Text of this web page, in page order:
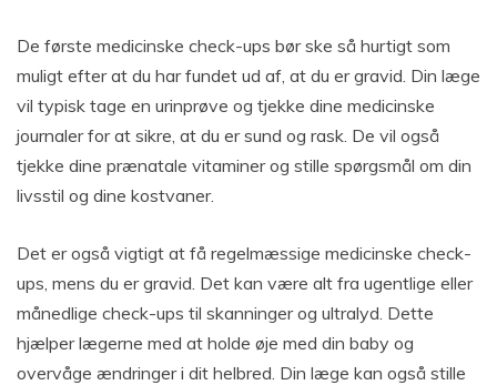
De første medicinske check-ups bør ske så hurtigt som
muligt efter at du har fundet ud af, at du er gravid. Din læge
vil typisk tage en urinprøve og tjekke dine medicinske
journaler for at sikre, at du er sund og rask. De vil også
tjekke dine prænatale vitaminer og stille spørgsmål om din
livsstil og dine kostvaner.
Det er også vigtigt at få regelmæssige medicinske check-
ups, mens du er gravid. Det kan være alt fra ugentlige eller
månedlige check-ups til skanninger og ultralyd. Dette
hjælper lægerne med at holde øje med din baby og
overvåge ændringer i dit helbred. Din læge kan også stille